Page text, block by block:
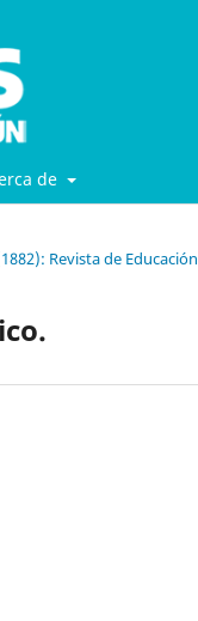
de
Revista de Educación